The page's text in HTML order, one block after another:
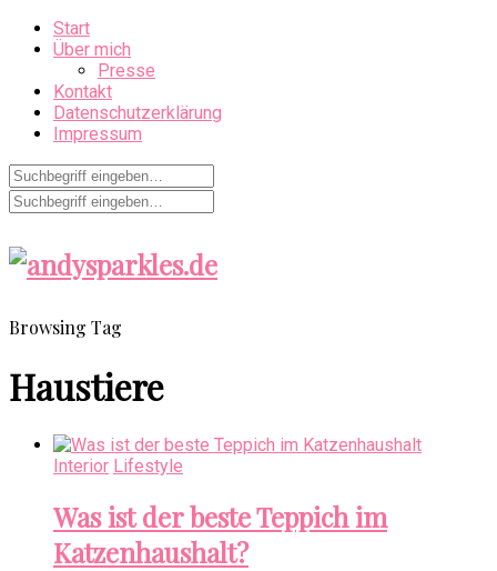
Start
Über mich
Presse
Kontakt
Datenschutzerklärung
Impressum
Browsing Tag
Haustiere
Interior Lifestyle
Was ist der beste Teppich im
Katzenhaushalt?